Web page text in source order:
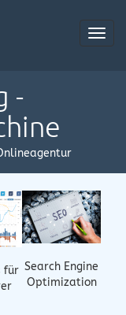
-
für Search Engine
Optimization